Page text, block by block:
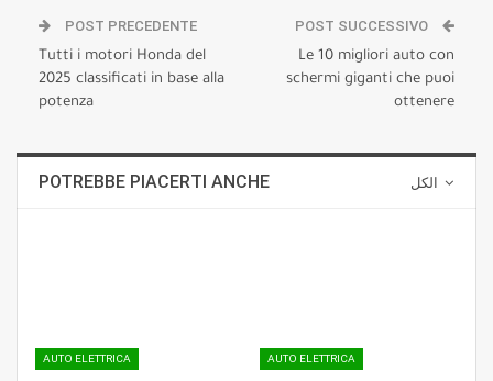
POST PRECEDENTE
Tutti i motori Honda del
2025 classificati in base alla
potenza
POST SUCCESSIVO
Le 10 migliori auto con
schermi giganti che puoi
ottenere
POTREBBE PIACERTI ANCHE
AUTO ELETTRICA AUTO ELETTRICA